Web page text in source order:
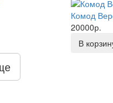
Комод
20000р.
В